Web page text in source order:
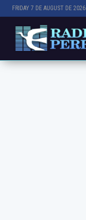
FRIDAY 7 DE AUGUST DE 2026